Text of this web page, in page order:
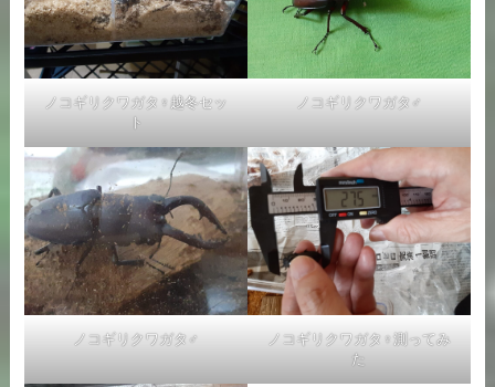
ノコギリクワガタ♀越冬セッ
ト
ノコギリクワガタ♂
ノコギリクワガタ♂
ノコギリクワガタ♀測ってみ
た